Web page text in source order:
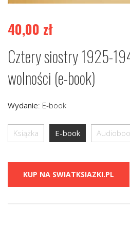
40,00 zł
Cztery siostry 1925-
wolności (e-book)
Wydanie: E-book
Książka E-book
KUP NA SWIATKSIAZKI.PL